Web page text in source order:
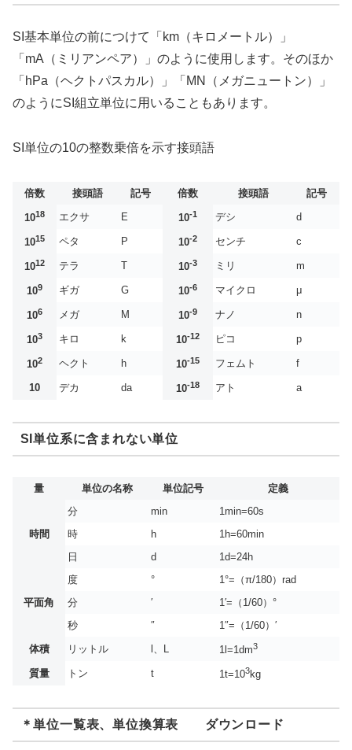
SI基本単位の前につけて「km（キロメートル）」
「mA（ミリアンペア）」のように使用します。そのほか
「hPa（ヘクトパスカル）」「MN（メガニュートン）」
のようにSI組立単位に用いることもあります。
SI単位の10の整数乗倍を示す接頭語
倍数 接頭語 記号 倍数 接頭語 記号
1018 エクサ E 10-1 デシ d
1015 ペタ P 10-2 センチ c
1012 テラ T 10-3 ミリ m
109 ギガ G 10-6 マイクロ μ
106 メガ M 10-9 ナノ n
103 キロ k 10-12 ピコ p
102 ヘクト h 10-15 フェムト f
10 デカ da 10-18 アト a
SI単位系に含まれない単位
量 単位の名称 単位記号 定義
時間
分 min
1min=60s
時
h
1h=60min
日
d 1d=24h
平面角
度 °
1°=（π/180）rad
分
′
1′=（1/60）°
秒
″
1″=（1/60）′
体積
リットル l、L 1l=1dm3
質量 トン t 1t=103kg
＊単位一覧表、単位換算表 ダウンロード